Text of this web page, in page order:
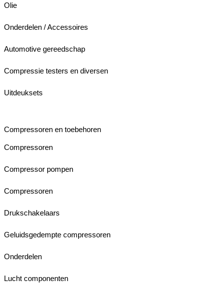
Olie
Onderdelen / Accessoires
Automotive gereedschap
Compressie testers en diversen
Uitdeuksets
Compressoren en toebehoren
Compressoren
Compressor pompen
Compressoren
Drukschakelaars
Geluidsgedempte compressoren
Onderdelen
Lucht componenten